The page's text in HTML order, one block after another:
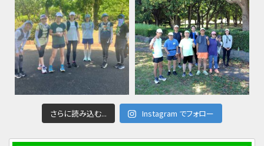
さらに読み込む... Instagram でフォロー